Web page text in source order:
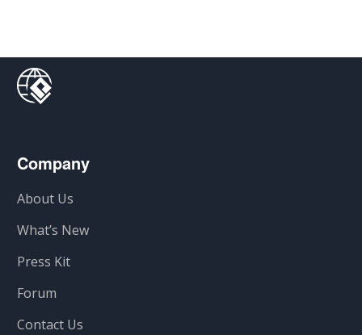
Company
About Us
What’s New
Press Kit
Forum
Contact Us